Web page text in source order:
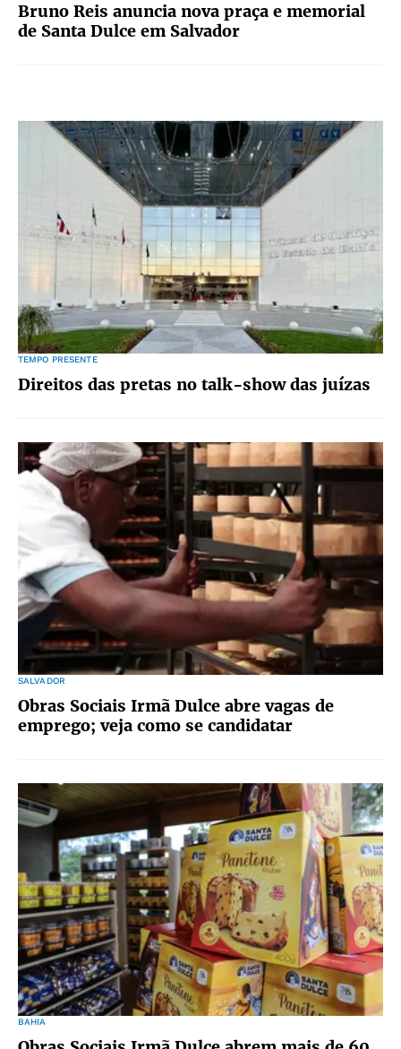
Bruno Reis anuncia nova praça e memorial
de Santa Dulce em Salvador
TEMPO PRESENTE
Direitos das pretas no talk-show das juízas
SALVADOR
Obras Sociais Irmã Dulce abre vagas de
emprego; veja como se candidatar
BAHIA